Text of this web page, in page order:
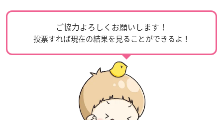
ご協力よろしくお願いします！
投票すれば現在の結果を見ることができるよ！